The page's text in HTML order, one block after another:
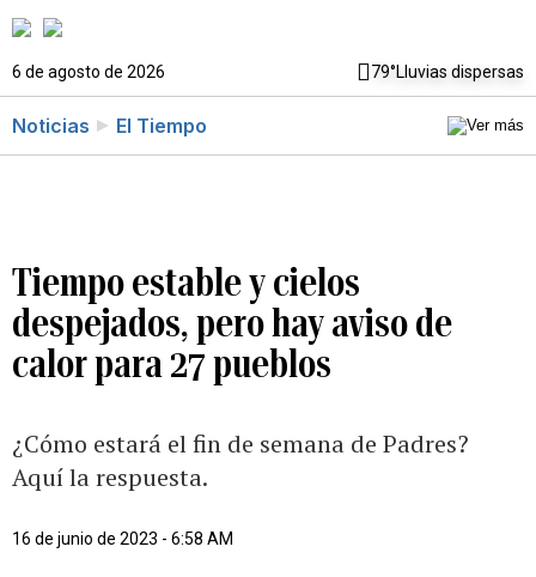
6 de agosto de 2026 79°Lluvias dispersas
Noticias El Tiempo
Tiempo estable y cielos
despejados, pero hay aviso de
calor para 27 pueblos
¿Cómo estará el fin de semana de Padres?
Aquí la respuesta.
16 de junio de 2023 - 6:58 AM